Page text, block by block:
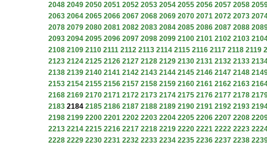
2048 2049 2050 2051 2052 2053 2054 2055 2056 2057 2058
2063 2064 2065 2066 2067 2068 2069 2070 2071 2072 2073
2078 2079 2080 2081 2082 2083 2084 2085 2086 2087 2088
2093 2094 2095 2096 2097 2098 2099 2100 2101 2102 2103
2108 2109 2110 2111 2112 2113 2114 2115 2116 2117 2118 2119
2123 2124 2125 2126 2127 2128 2129 2130 2131 2132 2133
2138 2139 2140 2141 2142 2143 2144 2145 2146 2147 2148
2153 2154 2155 2156 2157 2158 2159 2160 2161 2162 2163
2168 2169 2170 2171 2172 2173 2174 2175 2176 2177 2178
2183 2184 2185 2186 2187 2188 2189 2190 2191 2192 2193
2198 2199 2200 2201 2202 2203 2204 2205 2206 2207 2208
2213 2214 2215 2216 2217 2218 2219 2220 2221 2222 2223
2228 2229 2230 2231 2232 2233 2234 2235 2236 2237 2238